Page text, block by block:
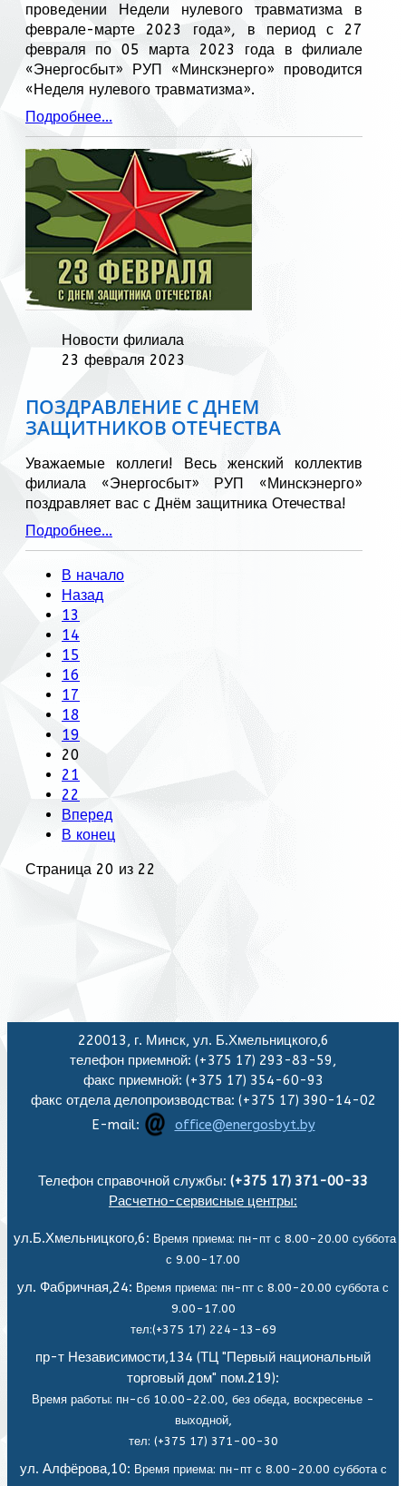
проведении Недели нулевого травматизма в
феврале-марте 2023 года», в период с 27
февраля по 05 марта 2023 года в филиале
«Энергосбыт» РУП «Минскэнерго» проводится
«Неделя нулевого травматизма».
Подробнее...
Новости филиала
23 февраля 2023
ПОЗДРАВЛЕНИЕ С ДНЕМ
ЗАЩИТНИКОВ ОТЕЧЕСТВА
Уважаемые коллеги! Весь женский коллектив
филиала «Энергосбыт» РУП «Минскэнерго»
поздравляет вас с Днём защитника Отечества!
Подробнее...
В начало
Назад
13
14
15
16
17
18
19
20
21
22
Вперед
В конец
Страница 20 из 22
220013, г. Минск, ул. Б.Хмельницкого,6
телефон приемной: (+375 17) 293-83-59,
факс приемной: (+375 17) 354-60-93
факс отдела делопроизводства: (+375 17) 390-14-02
E-mail:
office@energosbyt.by
Телефон справочной службы: (+375 17) 371-00-33
Расчетно-сервисные центры:
ул.Б.Хмельницкого,6: Время приема: пн-пт с 8.00-20.00 суббота
с 9.00-17.00
ул. Фабричная,24: Время приема: пн-пт с 8.00-20.00 суббота с
9.00-17.00
тел:(+375 17) 224-13-69
пр-т Независимости,134 (ТЦ "Первый национальный
торговый дом" пом.219):
Время работы: пн-сб 10.00-22.00, без обеда, воскресенье -
выходной,
тел: (+375 17) 371-00-30
ул. Алфёрова,10: Время приема: пн-пт с 8.00-20.00 суббота с